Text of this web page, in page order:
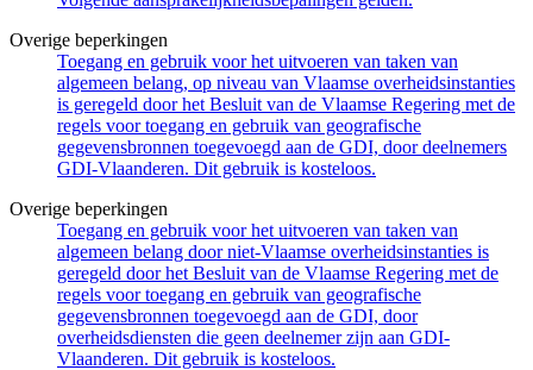
Overige beperkingen
Toegang en gebruik voor het uitvoeren van taken van
algemeen belang, op niveau van Vlaamse overheidsinstanties
is geregeld door het Besluit van de Vlaamse Regering met de
regels voor toegang en gebruik van geografische
gegevensbronnen toegevoegd aan de GDI, door deelnemers
GDI-Vlaanderen. Dit gebruik is kosteloos.
Overige beperkingen
Toegang en gebruik voor het uitvoeren van taken van
algemeen belang door niet-Vlaamse overheidsinstanties is
geregeld door het Besluit van de Vlaamse Regering met de
regels voor toegang en gebruik van geografische
gegevensbronnen toegevoegd aan de GDI, door
overheidsdiensten die geen deelnemer zijn aan GDI-
Vlaanderen. Dit gebruik is kosteloos.